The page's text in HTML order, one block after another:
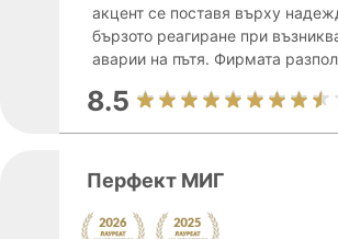
акцент се поставя върху
бързото реагиране при
аварии на пътя. Фирмата
8.5
Перфект МИГ